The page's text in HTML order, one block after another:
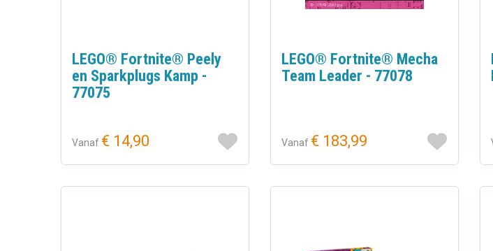
LEGO® Fortnite® Peely
en Sparkplugs Kamp -
77075
Vanaf € 14,90
LEGO® Fortnite® Mecha
Team Leader - 77078
Vanaf € 183,99